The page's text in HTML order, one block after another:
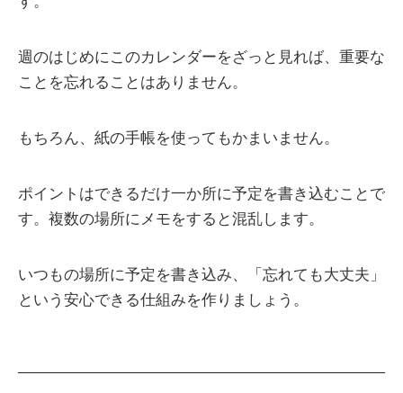
週のはじめにこのカレンダーをざっと見れば、重要な
ことを忘れることはありません。
もちろん、紙の手帳を使ってもかまいません。
ポイントはできるだけ一か所に予定を書き込むことで
す。複数の場所にメモをすると混乱します。
いつもの場所に予定を書き込み、「忘れても大丈夫」
という安心できる仕組みを作りましょう。